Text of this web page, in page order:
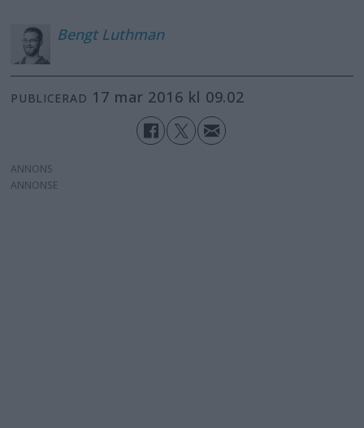
Bengt Luthman
PUBLICERAD 17 mar 2016 kl 09.02
ANNONS